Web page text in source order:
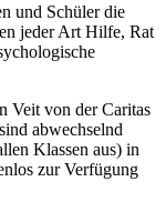
und Schüler die
jeder Art Hilfe, Rat
Veit von der Caritas
abwechselnd
Klassen aus) in
zur Verfügung